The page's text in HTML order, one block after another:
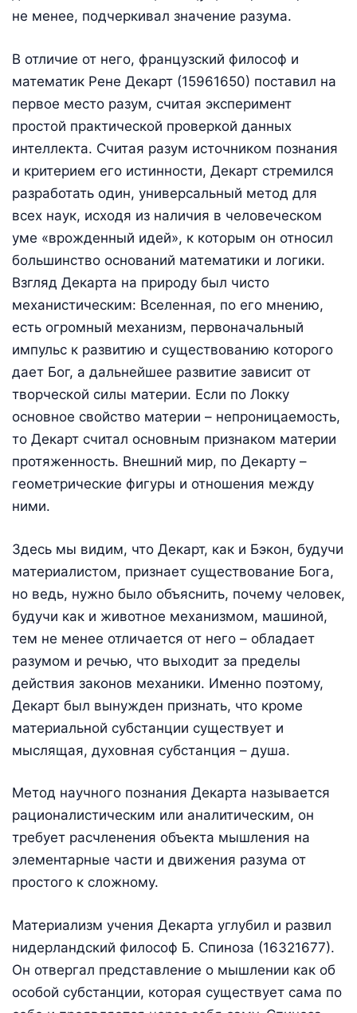
не менее, подчеркивал значение разума.
В отличие от него, французский философ и
математик Рене Декарт (15961650) поставил на
первое место разум, считая эксперимент
простой практической проверкой данных
интеллекта. Считая разум источником познания
и критерием его истинности, Декарт стремился
разработать один, универсальный метод для
всех наук, исходя из наличия в человеческом
уме «врожденный идей», к которым он относил
большинство оснований математики и логики.
Взгляд Декарта на природу был чисто
механистическим: Вселенная, по его мнению,
есть огромный механизм, первоначальный
импульс к развитию и существованию которого
дает Бог, а дальнейшее развитие зависит от
творческой силы материи. Если по Локку
основное свойство материи – непроницаемость,
то Декарт считал основным признаком материи
протяженность. Внешний мир, по Декарту –
геометрические фигуры и отношения между
ними.
Здесь мы видим, что Декарт, как и Бэкон, будучи
материалистом, признает существование Бога,
но ведь, нужно было объяснить, почему человек,
будучи как и животное механизмом, машиной,
тем не менее отличается от него – обладает
разумом и речью, что выходит за пределы
действия законов механики. Именно поэтому,
Декарт был вынужден признать, что кроме
материальной субстанции существует и
мыслящая, духовная субстанция – душа.
Метод научного познания Декарта называется
рационалистическим или аналитическим, он
требует расчленения объекта мышления на
элементарные части и движения разума от
простого к сложному.
Материализм учения Декарта углубил и развил
нидерландский философ Б. Спиноза (16321677).
Он отвергал представление о мышлении как об
особой субстанции, которая существует сама по